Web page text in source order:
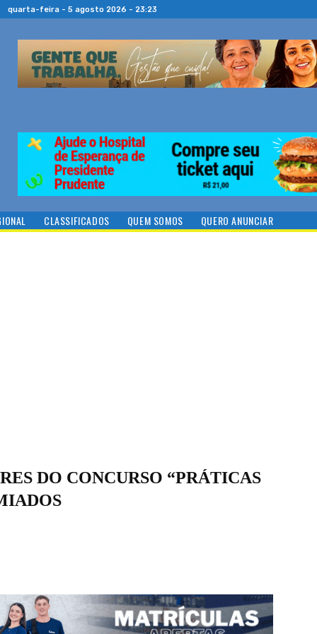
quarta-feira - 5 agosto 2026 - 23:23
CLASSIFICADOS QUEM SOMOS QUERO ANUNCIAR
DO CONCURSO “PRÁTICAS